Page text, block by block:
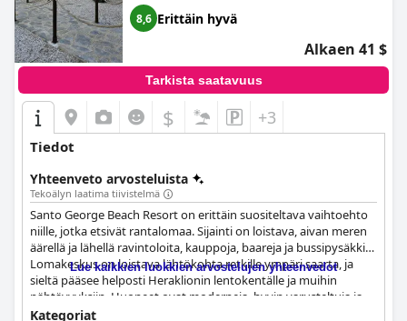
8,6 Erittäin hyvä
Alkaen 41 $
Tarkista saatavuus
$ +3
Tiedot
Yhteenveto arvosteluista
Tekoälyn laatima tiivistelmä
Santo George Beach Resort on erittäin suositeltava vaihtoehto
niille, jotka etsivät rantalomaa. Sijainti on loistava, aivan meren
äärellä ja lähellä ravintoloita, kauppoja, baareja ja bussipysäkkiä.
Lomakeskus on loistava lähtökohta retkille ympäri saarta, ja
sieltä pääsee helposti Heraklionin lentokentälle ja muihin
nähtävyyksiin. Huoneet ovat moderneja, hyvin varusteltuja ja
remontoituja, ja niistä on upeat näkymät merelle ja
Lue kaikkien luokkien arvostelujen yhteenvedot
Kategoriat